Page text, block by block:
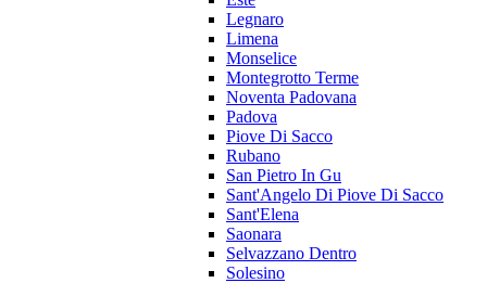
Legnaro
Limena
Monselice
Montegrotto Terme
Noventa Padovana
Padova
Piove Di Sacco
Rubano
San Pietro In Gu
Sant'Angelo Di Piove Di Sacco
Sant'Elena
Saonara
Selvazzano Dentro
Solesino